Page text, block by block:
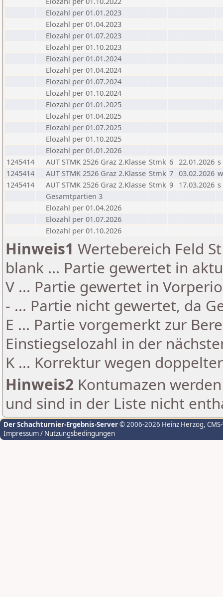
Elozahl per 01.01.2023
Elozahl per 01.04.2023
Elozahl per 01.07.2023
Elozahl per 01.10.2023
Elozahl per 01.01.2024
Elozahl per 01.04.2024
Elozahl per 01.07.2024
Elozahl per 01.10.2024
Elozahl per 01.01.2025
Elozahl per 01.04.2025
Elozahl per 01.07.2025
Elozahl per 01.10.2025
Elozahl per 01.01.2026
1245414
AUT STMK 2526 Graz 2.Klasse Stmk 6 22.01.2026 s
1245414
AUT STMK 2526 Graz 2.Klasse Stmk 7 03.02.2026 w
1245414
AUT STMK 2526 Graz 2.Klasse Stmk 9 17.03.2026 s
Gesamtpartien 3
Elozahl per 01.04.2026
Elozahl per 01.07.2026
Elozahl per 01.10.2026
Hinweis1 Wertebereich Feld
blank ... Partie gewertet in
V ... Partie gewertet in
- ... Partie nicht gewertet, da
E ... Partie vorgemerkt zur
Einstiegselozahl in der
K ... Korrektur wegen
Hinweis2 Kontumazen
und sind in der Liste nicht
Der Schachturnier-Ergebnis-Server© 2006-2026 Heinz Herzog,
Impressum / Nutzungsbedingungen